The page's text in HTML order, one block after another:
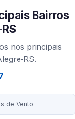
Bairros
nos principais
de Vento